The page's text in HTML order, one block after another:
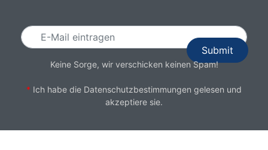
Keine Sorge, wir verschicken keinen Spam!
* Ich habe die Datenschutzbestimmungen gelesen und
akzeptiere sie.